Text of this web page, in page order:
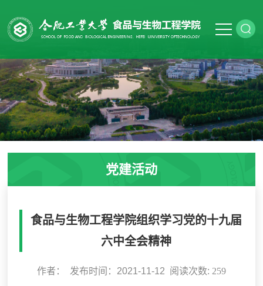
党建活动
食品与生物工程学院组织学习党的十九届
六中全会精神
作者： 发布时间：2021-11-12 阅读次数: 259